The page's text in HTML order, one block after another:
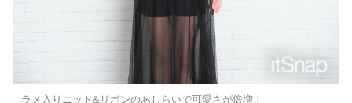
ラメ入りニット&リボンのあしらいで可愛さが倍増！